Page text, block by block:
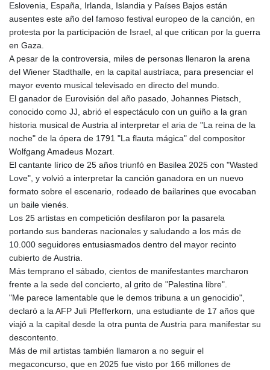
Eslovenia, España, Irlanda, Islandia y Países Bajos están
ausentes este año del famoso festival europeo de la canción, en
protesta por la participación de Israel, al que critican por la guerra
en Gaza.
A pesar de la controversia, miles de personas llenaron la arena
del Wiener Stadthalle, en la capital austríaca, para presenciar el
mayor evento musical televisado en directo del mundo.
El ganador de Eurovisión del año pasado, Johannes Pietsch,
conocido como JJ, abrió el espectáculo con un guiño a la gran
historia musical de Austria al interpretar el aria de "La reina de la
noche" de la ópera de 1791 "La flauta mágica" del compositor
Wolfgang Amadeus Mozart.
El cantante lírico de 25 años triunfó en Basilea 2025 con "Wasted
Love", y volvió a interpretar la canción ganadora en un nuevo
formato sobre el escenario, rodeado de bailarines que evocaban
un baile vienés.
Los 25 artistas en competición desfilaron por la pasarela
portando sus banderas nacionales y saludando a los más de
10.000 seguidores entusiasmados dentro del mayor recinto
cubierto de Austria.
Más temprano el sábado, cientos de manifestantes marcharon
frente a la sede del concierto, al grito de "Palestina libre".
"Me parece lamentable que le demos tribuna a un genocidio",
declaró a la AFP Juli Pfefferkorn, una estudiante de 17 años que
viajó a la capital desde la otra punta de Austria para manifestar su
descontento.
Más de mil artistas también llamaron a no seguir el
megaconcurso, que en 2025 fue visto por 166 millones de